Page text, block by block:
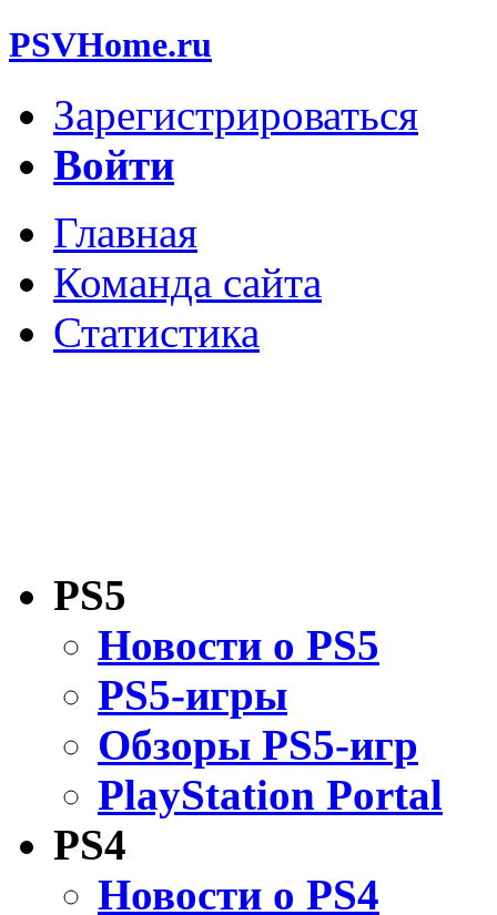
PSVHome.ru
Зарегистрироваться
Войти
Главная
Команда сайта
Статистика
PS5
Новости о PS5
PS5-игры
Обзоры PS5-игр
PlayStation Portal
PS4
Новости о PS4